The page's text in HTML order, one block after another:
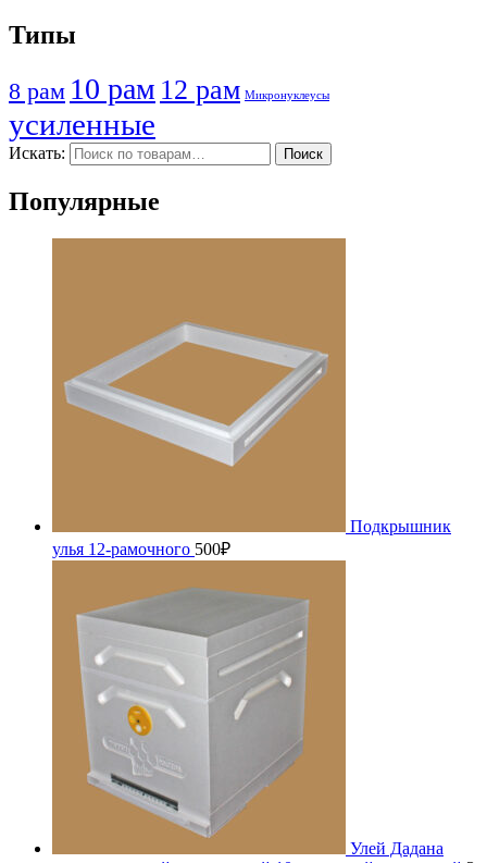
Типы
8 рам 10 рам 12 рам Микронуклеусы
усиленные
Искать: Поиск
Популярные
Подкрышник
улья 12-рамочного 500₽
Улей Дадана